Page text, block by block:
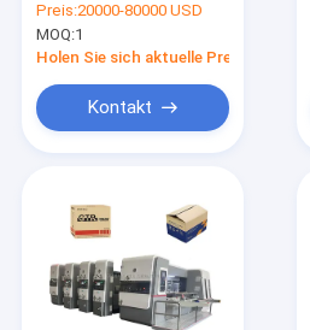
Flexo-Druckmaschine
Preis:20000-80000 USD
MOQ:1
Holen Sie sich aktuelle Preis
Kontakt